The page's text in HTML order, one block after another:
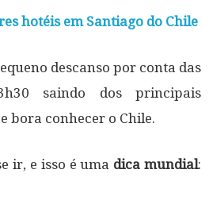
hotéis em Santiago do Chile
descanso por conta das
saindo dos principais
bora conhecer o Chile.
ir, e isso é uma dica mundial: